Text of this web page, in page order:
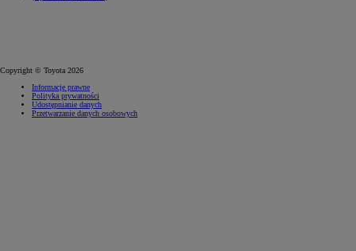
Copyright © Toyota 2026
Informacje prawne
Polityka prywatności
Udostępnianie danych
Przetwarzanie danych osobowych